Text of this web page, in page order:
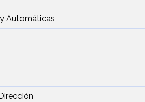
Automáticas